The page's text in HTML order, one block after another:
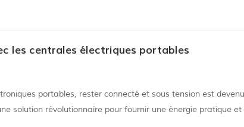
les centrales électriques portables
portables, rester connecté et sous tension est devenu
solution révolutionnaire pour fournir une énergie pratique